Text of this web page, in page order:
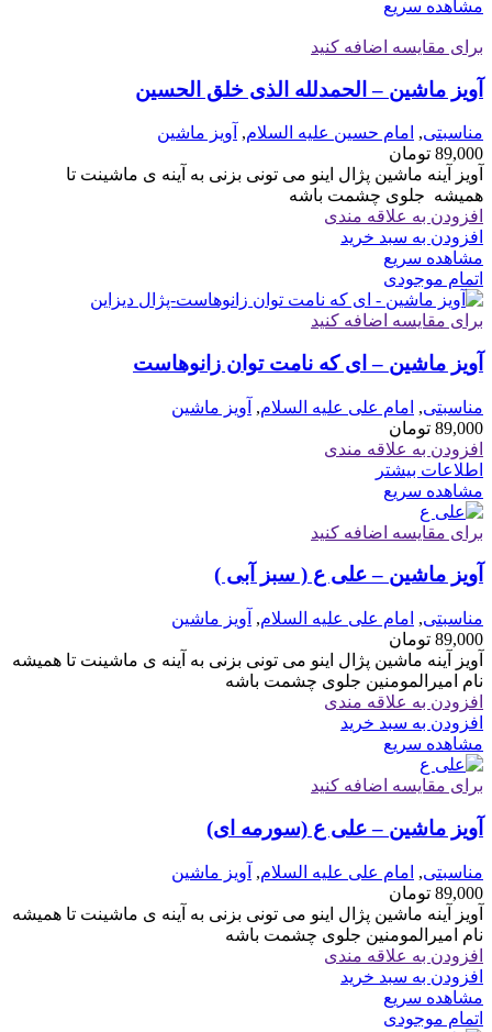
مشاهده سریع
برای مقایسه اضافه کنید
آویز ماشین – الحمدلله الذی خلق الحسین
مناسبتی, امام حسین علیه السلام, آویز ماشین
89,000 تومان
آویز آینه ماشین پژال اینو می تونی بزنی به آینه ی ماشینت تا
همیشه جلوی چشمت باشه
افزودن به علاقه مندی
افزودن به سبد خرید
مشاهده سریع
اتمام موجودی
برای مقایسه اضافه کنید
آویز ماشین – ای که نامت توان زانوهاست
مناسبتی, امام علی علیه السلام, آویز ماشین
89,000 تومان
افزودن به علاقه مندی
اطلاعات بیشتر
مشاهده سریع
برای مقایسه اضافه کنید
آویز ماشین – علی ع ( سبز آبی )
مناسبتی, امام علی علیه السلام, آویز ماشین
89,000 تومان
آویز آینه ماشین پژال اینو می تونی بزنی به آینه ی ماشینت تا همیشه
نام امیرالمومنین جلوی چشمت باشه
افزودن به علاقه مندی
افزودن به سبد خرید
مشاهده سریع
برای مقایسه اضافه کنید
آویز ماشین – علی ع (سورمه ای)
مناسبتی, امام علی علیه السلام, آویز ماشین
89,000 تومان
آویز آینه ماشین پژال اینو می تونی بزنی به آینه ی ماشینت تا همیشه
نام امیرالمومنین جلوی چشمت باشه
افزودن به علاقه مندی
افزودن به سبد خرید
مشاهده سریع
اتمام موجودی